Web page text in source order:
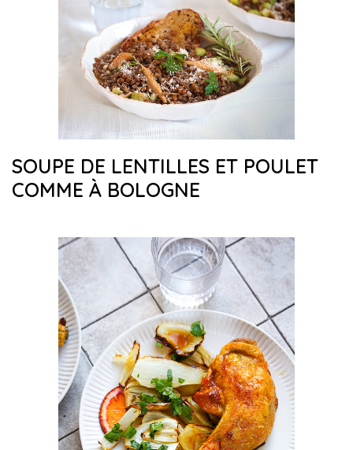
SOUPE DE LENTILLES ET POULET
COMME À BOLOGNE